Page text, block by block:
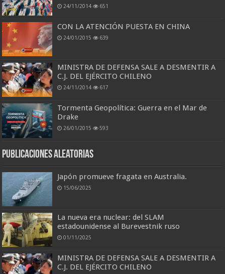
24/11/2014 651
CON LA ATENCIÓN PUESTA EN CHINA
24/01/2015 639
MINISTRA DE DEFENSA SALE A DESMENTIR A
C.J. DEL EJÉRCITO CHILENO
24/11/2014 617
Tormenta Geopolítica: Guerra en el Mar de
Drake
26/01/2015 593
Publicaciones aleatorias
Japón promueve fragata en Australia.
15/06/2025
La nueva era nuclear: del SLAM
estadounidense al Burevestnik ruso
01/11/2025
MINISTRA DE DEFENSA SALE A DESMENTIR A
C.J. DEL EJÉRCITO CHILENO